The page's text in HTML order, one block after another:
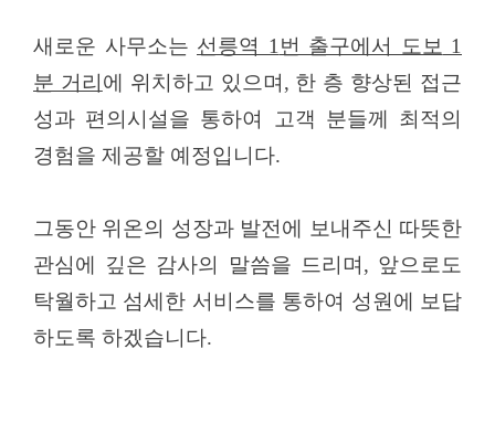
새로운 사무소는 선릉역 1번 출구에서 도보 1
분 거리 에 위치하고 있으며 , 한 층 향상된 접근
성과 편의시설을 통하여 고객 분들께 최적의
경험을 제공할 예정입니다.
그동안 위온의 성장과 발전에 보내주신 따뜻한
관심에 깊은 감사의 말씀을 드리며 , 앞으로도
탁월하고 섬세한 서비스를 통하여 성원에 보답
하도록 하겠습니다.